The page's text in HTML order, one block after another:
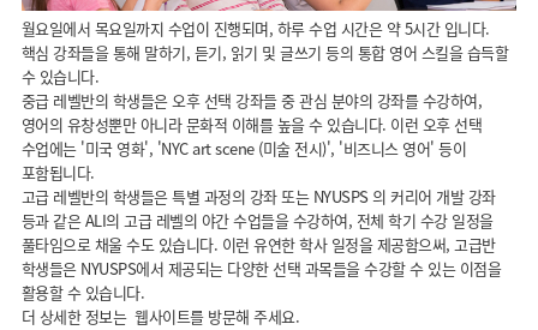
월요일에서 목요일까지 수업이 진행되며, 하루 수업 시간은 약 5시간 입니다.
핵심 강좌들을 통해 말하기, 듣기, 읽기 및 글쓰기 등의 통합 영어 스킬을 습득할
수 있습니다.
중급 레벨반의 학생들은 오후 선택 강좌들 중 관심 분야의 강좌를 수강하여,
영어의 유창성뿐만 아니라 문화적 이해를 높을 수 있습니다. 이런 오후 선택
수업에는 '미국 영화', 'NYC art scene (미술 전시)', '비즈니스 영어' 등이
포함됩니다.
고급 레벨반의 학생들은 특별 과정의 강좌 또는 NYUSPS 의 커리어 개발 강좌
등과 같은 ALI의 고급 레벨의 야간 수업들을 수강하여, 전체 학기 수강 일정을
풀타임으로 채울 수도 있습니다. 이런 유연한 학사 일정을 제공함으써, 고급반
학생들은 NYUSPS에서 제공되는 다양한 선택 과목들을 수강할 수 있는 이점을
활용할 수 있습니다.
더 상세한 정보는 웹사이트를 방문해 주세요.